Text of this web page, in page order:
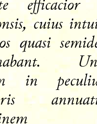
cuius
quasi
in